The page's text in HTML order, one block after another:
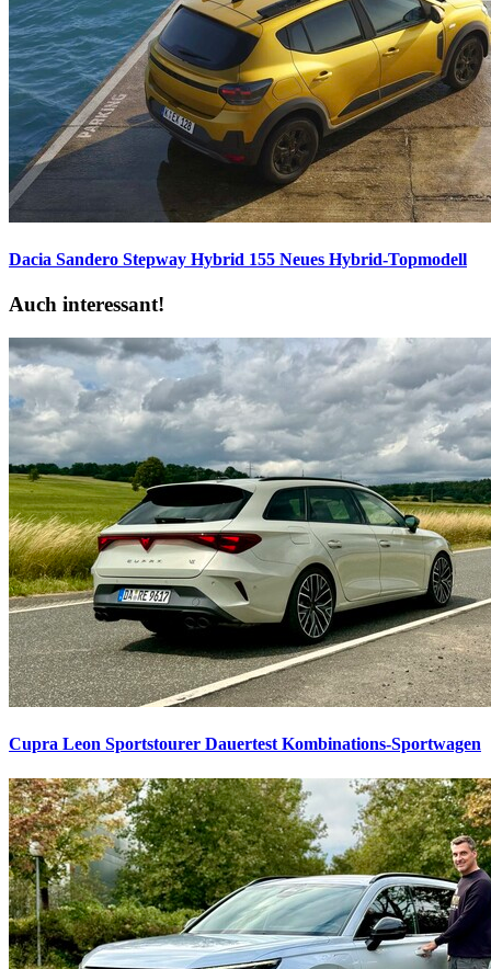
Dacia Sandero Stepway Hybrid 155 Neues Hybrid-Topmodell
Auch interessant!
Cupra Leon Sportstourer Dauertest Kombinations-Sportwagen